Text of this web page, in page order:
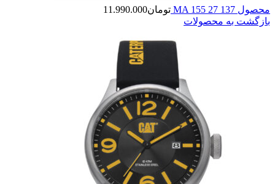
محصول MA 155 27 137 تومان11.990.000
بازگشت به محصولات